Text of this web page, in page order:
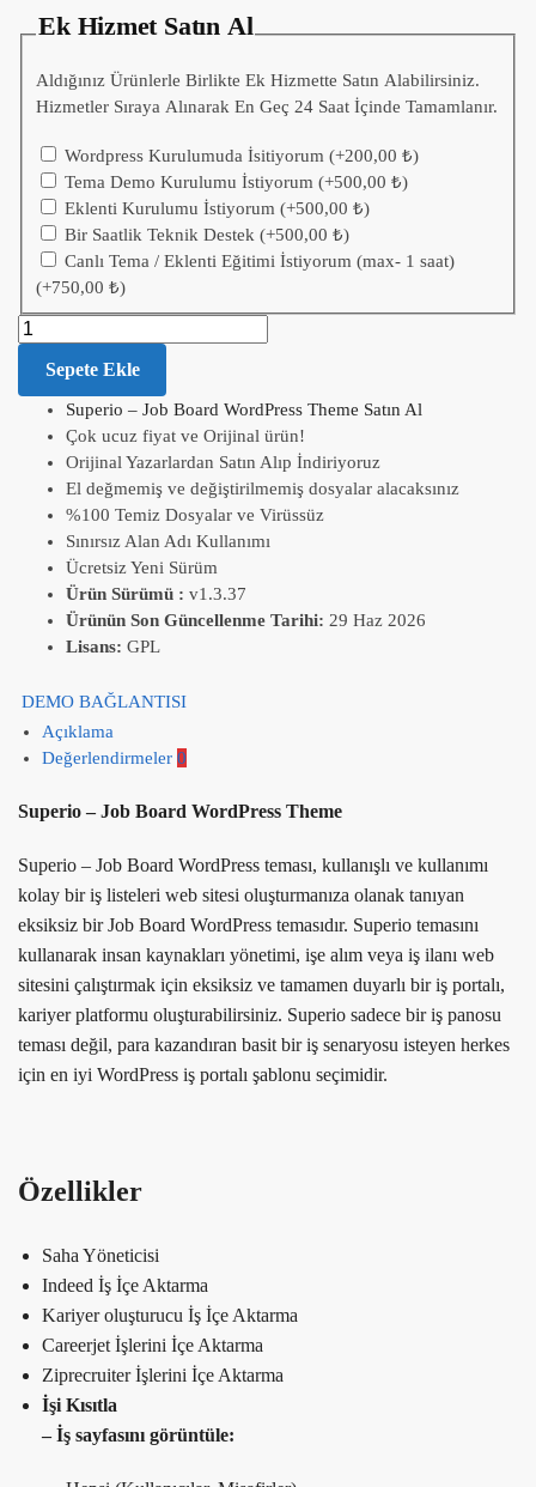
Ek Hizmet Satın Al
Aldığınız Ürünlerle Birlikte Ek Hizmette Satın Alabilirsiniz.
Hizmetler Sıraya Alınarak En Geç 24 Saat İçinde Tamamlanır.
Wordpress Kurulumuda İsitiyorum(+200,00₺)
Tema Demo Kurulumu İstiyorum(+500,00₺)
Eklenti Kurulumu İstiyorum(+500,00₺)
Bir Saatlik Teknik Destek(+500,00₺)
Canlı Tema / Eklenti Eğitimi İstiyorum (max- 1 saat)
(+750,00₺)
Sepete Ekle
Superio – Job Board WordPress Theme Satın Al
Çok ucuz fiyat ve Orijinal ürün!
Orijinal Yazarlardan Satın Alıp İndiriyoruz
El değmemiş ve değiştirilmemiş dosyalar alacaksınız
%100 Temiz Dosyalar ve Virüssüz
Sınırsız Alan Adı Kullanımı
Ücretsiz Yeni Sürüm
Ürün Sürümü : v1.3.37
Ürünün Son Güncellenme Tarihi: 29 Haz 2026
Lisans: GPL
DEMO BAĞLANTISI
Açıklama
Değerlendirmeler 0
Superio – Job Board WordPress Theme
Superio – Job Board WordPress teması, kullanışlı ve kullanımı
kolay bir iş listeleri web sitesi oluşturmanıza olanak tanıyan
eksiksiz bir Job Board WordPress temasıdır. Superio temasını
kullanarak insan kaynakları yönetimi, işe alım veya iş ilanı web
sitesini çalıştırmak için eksiksiz ve tamamen duyarlı bir iş portalı,
kariyer platformu oluşturabilirsiniz. Superio sadece bir iş panosu
teması değil, para kazandıran basit bir iş senaryosu isteyen herkes
için en iyi WordPress iş portalı şablonu seçimidir.
Özellikler
Saha Yöneticisi
Indeed İş İçe Aktarma
Kariyer oluşturucu İş İçe Aktarma
Careerjet İşlerini İçe Aktarma
Ziprecruiter İşlerini İçe Aktarma
İşi Kısıtla
– İş sayfasını görüntüle: